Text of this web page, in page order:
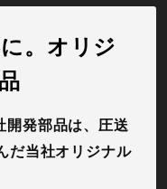
。オリジ
開発部品は、圧送
だ当社オリジナル